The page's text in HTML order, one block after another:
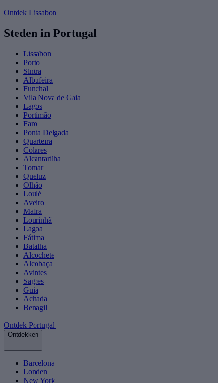
Ontdek Lissabon
Steden in Portugal
Lissabon
Porto
Sintra
Albufeira
Funchal
Vila Nova de Gaia
Lagos
Portimão
Faro
Ponta Delgada
Quarteira
Colares
Alcantarilha
Tomar
Queluz
Olhão
Loulé
Aveiro
Mafra
Lourinhã
Lagoa
Fátima
Batalha
Alcochete
Alcobaça
Avintes
Sagres
Guia
Achada
Benagil
Ontdek Portugal
Ontdekken
Barcelona
Londen
New York